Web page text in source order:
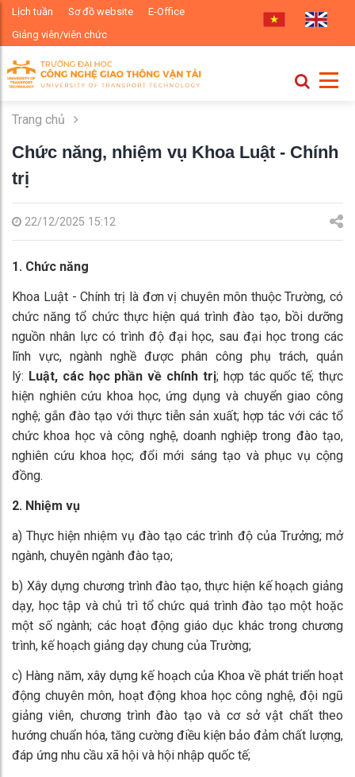
Lịch tuần Sơ đồ website
E-Office
Giảng viên/viên chức
Trang chủ
Chức năng, nhiệm vụ Khoa Luật - Chính
trị
22/12/2025 15:12
1. Chức năng
Khoa Luật - Chính trị là đơn vị chuyên môn thuộc Trường, có
chức năng tổ chức thực hiện quá trình đào tạo, bồi dưỡng
nguồn nhân lực có trình độ đại học, sau đại học trong các
lĩnh vực, ngành nghề được phân công phụ trách, quản
lý: Luật, các học phần về chính trị; hợp tác quốc tế; thực
hiện nghiên cứu khoa học, ứng dụng và chuyển giao công
nghệ; gắn đào tạo với thực tiễn sản xuất; hợp tác với các tổ
chức khoa học và công nghệ, doanh nghiệp trong đào tạo,
nghiên cứu khoa học; đổi mới sáng tạo và phục vụ cộng
đồng.
2. Nhiệm vụ
a) Thực hiện nhiệm vụ đào tạo các trình độ của Trưởng; mở
ngành, chuyên ngành đào tạo;
b) Xây dựng chương trình đào tạo, thực hiện kế hoạch giảng
dạy, học tập và chủ trì tổ chức quá trình đào tạo một hoặc
một số ngành; các hoạt động giáo dục khác trong chương
trình, kế hoạch giảng dạy chung của Trường;
c) Hàng năm, xây dựng kế hoạch của Khoa về phát triển hoạt
động chuyên môn, hoạt động khoa học công nghệ, đội ngũ
giảng viên, chương trình đào tạo và cơ sở vật chất theo
hướng chuẩn hóa, tăng cường điều kiện bảo đảm chất lượng,
đáp ứng nhu cầu xã hội và hội nhập quốc tế;